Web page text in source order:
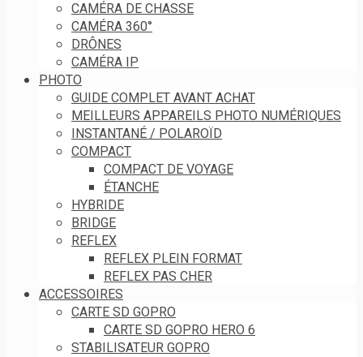
CAMÉRA DE CHASSE
CAMÉRA 360°
DRÔNES
CAMÉRA IP
PHOTO
GUIDE COMPLET AVANT ACHAT
MEILLEURS APPAREILS PHOTO NUMÉRIQUES
INSTANTANÉ / POLAROÏD
COMPACT
COMPACT DE VOYAGE
ÉTANCHE
HYBRIDE
BRIDGE
REFLEX
REFLEX PLEIN FORMAT
REFLEX PAS CHER
ACCESSOIRES
CARTE SD GOPRO
CARTE SD GOPRO HERO 6
STABILISATEUR GOPRO